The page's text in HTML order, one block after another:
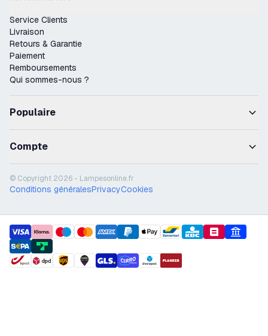
Service Clients
Livraison
Retours & Garantie
Paiement
Remboursements
Qui sommes-nous ?
Populaire
Compte
© Copyright 2026 - Lampesonline.fr
Conditions généralesPrivacyCookies
payment methods
shipment methods